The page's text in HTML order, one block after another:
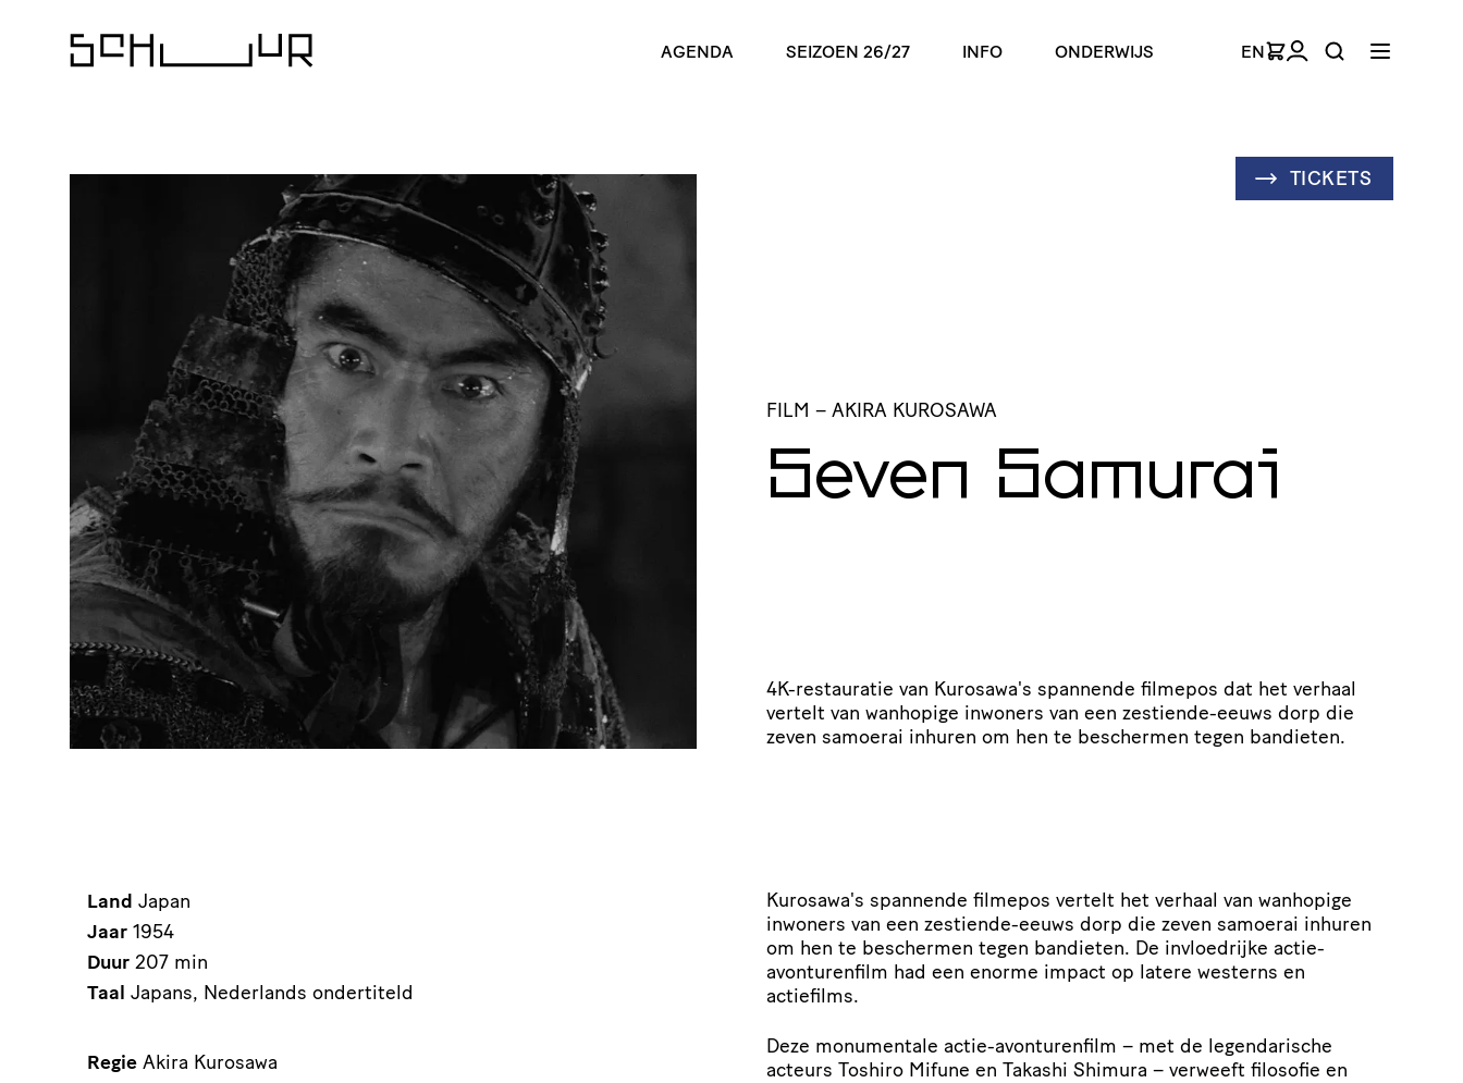
AGENDA SEIZOEN 26/27 INFO ONDERWIJS EN
TICKETS
FILM – AKIRA KUROSAWA
Seven Samurai
4K-restauratie van Kurosawa's spannende filmepos dat het verhaal
vertelt van wanhopige inwoners van een zestiende-eeuws dorp die
zeven samoerai inhuren om hen te beschermen tegen bandieten.
Kurosawa's spannende filmepos vertelt het verhaal van wanhopige
inwoners van een zestiende-eeuws dorp die zeven samoerai inhuren
om hen te beschermen tegen bandieten. De invloedrijke actie-
avonturenfilm had een enorme impact op latere westerns en
actiefilms.
Deze monumentale actie-avonturenfilm – met de legendarische
acteurs Toshiro Mifune en Takashi Shimura – verweeft filosofie en
Land Japan
Jaar 1954
Duur 207 min
Taal Japans, Nederlands ondertiteld
Regie Akira Kurosawa